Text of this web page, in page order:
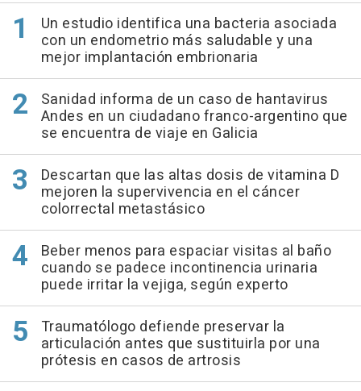
Un estudio identifica una bacteria asociada
con un endometrio más saludable y una
mejor implantación embrionaria
Sanidad informa de un caso de hantavirus
Andes en un ciudadano franco-argentino que
se encuentra de viaje en Galicia
Descartan que las altas dosis de vitamina D
mejoren la supervivencia en el cáncer
colorrectal metastásico
Beber menos para espaciar visitas al baño
cuando se padece incontinencia urinaria
puede irritar la vejiga, según experto
Traumatólogo defiende preservar la
articulación antes que sustituirla por una
prótesis en casos de artrosis